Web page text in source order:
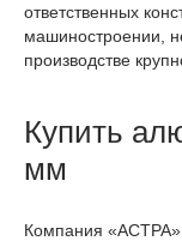
ответственных
машиностроении,
производстве
Купить
мм
Компания «АСТРА»